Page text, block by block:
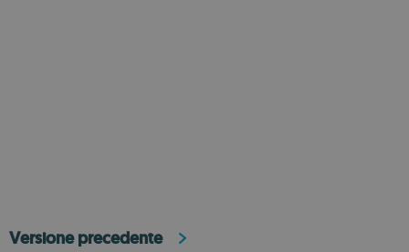
Versione precedente